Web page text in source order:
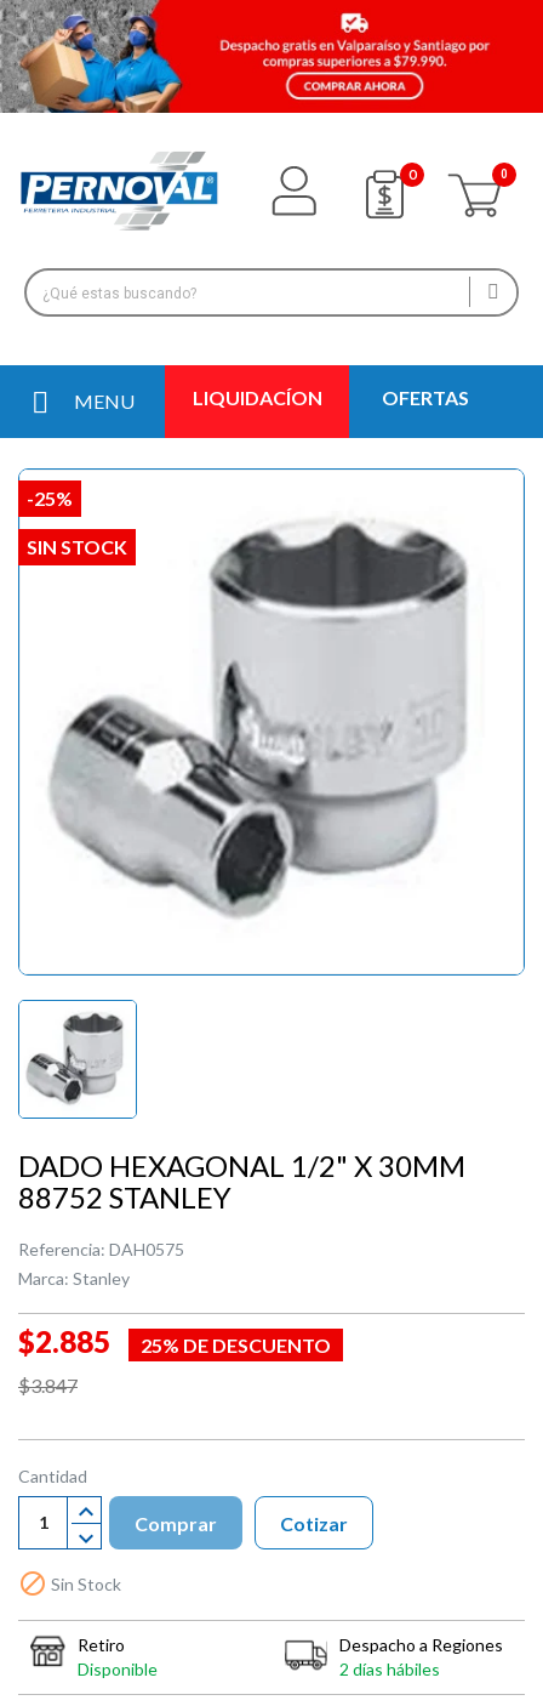
0
MENU LIQUIDACÍON OFERTAS
-25%
SIN STOCK
DADO HEXAGONAL 1/2" X 30MM
88752 STANLEY
Referencia: DAH0575
Marca: Stanley
$2.885
25% DE DESCUENTO
$3.847
Cantidad
Comprar
 Sin Stock
Cotizar
Retiro
Disponible
Despacho a Regiones
2 días hábiles